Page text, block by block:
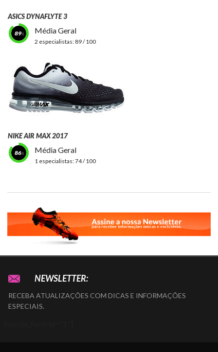
ASICS DYNAFLYTE 3
89 Média Geral
2 especialistas: 89 / 100
NIKE AIR MAX 2017
86 Média Geral
1 especialistas:74 / 100
NEWSLETTER:
RECEBA ATUALIZAÇÕES COM DICAS E INFORMAÇÕES
ESPECIAIS.